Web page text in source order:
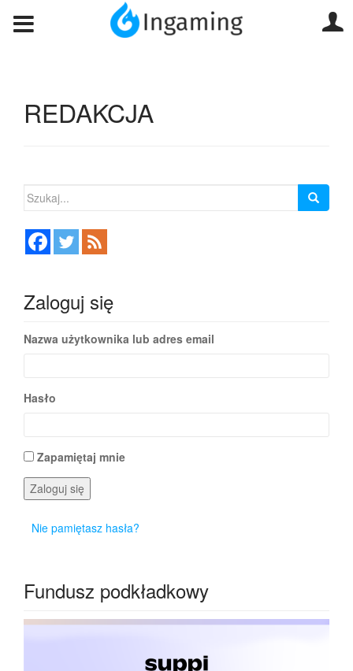
REDAKCJA
Szukaj:
Zaloguj się
Nazwa użytkownika lub adres email
Hasło
Zapamiętaj mnie
Zaloguj się
Nie pamiętasz hasła?
Fundusz podkładkowy